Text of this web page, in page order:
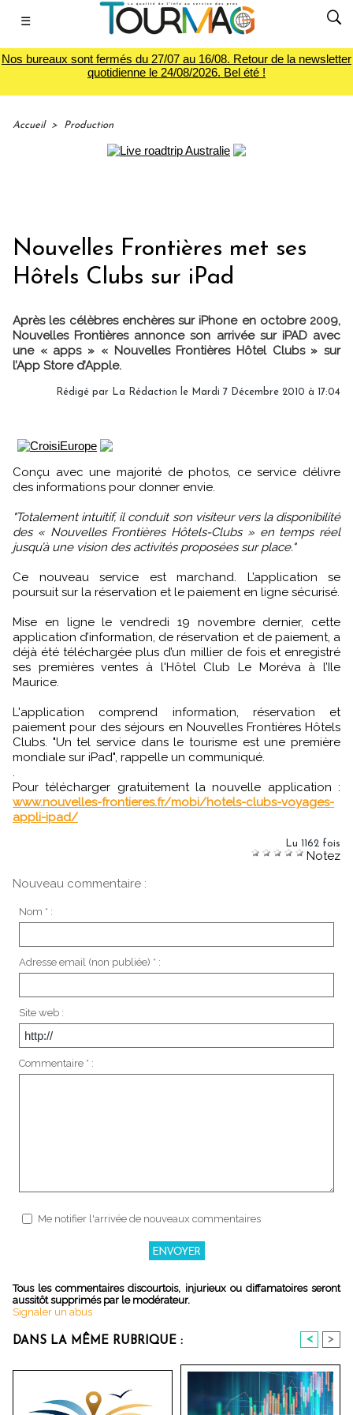
☰
Nos bureaux sont fermés du 27/07 au 16/08. Retour de la newsletter
quotidienne le 24/08/2026. Bel été !
Accueil > Production
Nouvelles Frontières met ses
Hôtels Clubs sur iPad
Après les célèbres enchères sur iPhone en octobre 2009,
Nouvelles Frontières annonce son arrivée sur iPAD avec
une « apps » « Nouvelles Frontières Hôtel Clubs » sur
l’App Store d’Apple.
Rédigé par La Rédaction le Mardi 7 Décembre 2010 à 17:04
Conçu avec une majorité de photos, ce service délivre
des informations pour donner envie.
"Totalement intuitif, il conduit son visiteur vers la disponibilité
des « Nouvelles Frontières Hôtels-Clubs » en temps réel
jusqu’à une vision des activités proposées sur place."
Ce nouveau service est marchand. L’application se
poursuit sur la réservation et le paiement en ligne sécurisé.
Mise en ligne le vendredi 19 novembre dernier, cette
application d’information, de réservation et de paiement, a
déjà été téléchargée plus d’un millier de fois et enregistré
ses premières ventes à l'Hôtel Club Le Moréva à l’Ile
Maurice.
L'application comprend information, réservation et
paiement pour des séjours en Nouvelles Frontières Hôtels
Clubs. "Un tel service dans le tourisme est une première
mondiale sur iPad", rappelle un communiqué.
.
Pour télécharger gratuitement la nouvelle application :
www.nouvelles-frontieres.fr/mobi/hotels-clubs-voyages-
appli-ipad/
Lu 1162 fois
Notez
Nouveau commentaire :
Nom * :
Adresse email (non publiée) * :
Site web :
Commentaire * :
Me notifier l'arrivée de nouveaux commentaires
Tous les commentaires discourtois, injurieux ou diffamatoires seront
aussitôt supprimés par le modérateur.
Signaler un abus
DANS LA MÊME RUBRIQUE : < >